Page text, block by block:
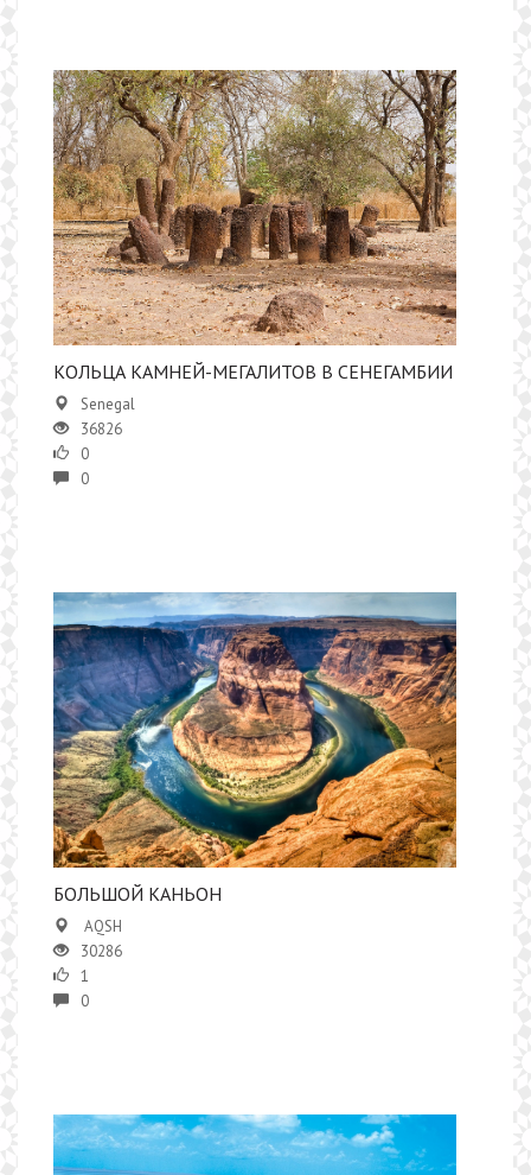
КОЛЬЦА КАМНЕЙ-МЕГАЛИТОВ В СЕНЕГАМБИИ
Senegal
36826
0
0
​БОЛЬШОЙ КАНЬОН
AQSH
30286
1
0